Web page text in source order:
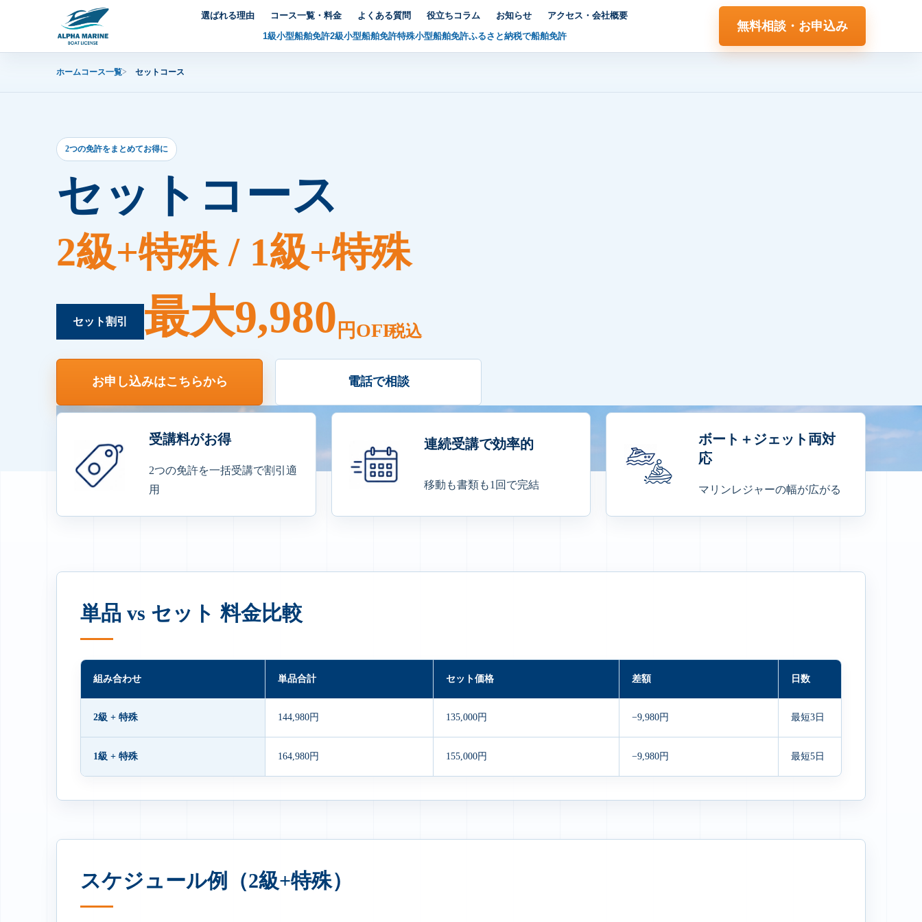
選ばれる理由
コース一覧・料金
1級小型船舶免許2級小型船舶免許特殊小型船舶免許ふるさと納税で船舶免許
よくある質問 役立ちコラム お知らせ アクセス・会社概要
無料相談・お申込み
ホームコース一覧 セットコース
2つの免許をまとめてお得に
セットコース
2級+特殊 / 1級+特殊
セット割引 最大9,980 円OFF税込
お申し込みはこちらから 電話で相談
受講料がお得
2つの免許を一括受講で割引適
用
連続受講で効率的
移動も書類も1回で完結
ボート＋ジェット両対
応
マリンレジャーの幅が広がる
単品 vs セット 料金比較
組み合わせ 単品合計 セット価格 差額 日数
2級 + 特殊 144,980円 135,000円 −9,980円 最短3日
1級 + 特殊 164,980円 155,000円 −9,980円 最短5日
スケジュール例（2級+特殊）